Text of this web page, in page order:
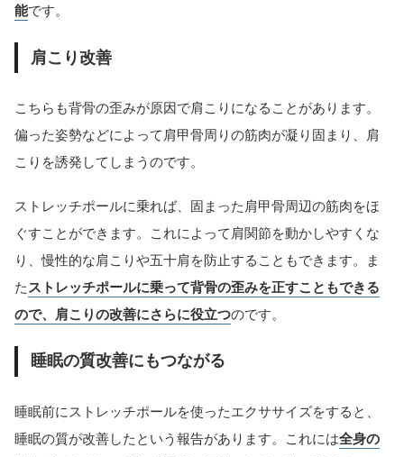
能です。
肩こり改善
こちらも背骨の歪みが原因で肩こりになることがあります。
偏った姿勢などによって肩甲骨周りの筋肉が凝り固まり、肩
こりを誘発してしまうのです。
ストレッチポールに乗れば、固まった肩甲骨周辺の筋肉をほ
ぐすことができます。これによって肩関節を動かしやすくな
り、慢性的な肩こりや五十肩を防止することもできます。ま
た ストレッチポールに乗って背骨の歪みを正すこともできる
ので、肩こりの改善にさらに役立つのです。
睡眠の質改善にもつながる
睡眠前にストレッチポールを使ったエクササイズをすると、
睡眠の質が改善したという報告があります。これには全身の